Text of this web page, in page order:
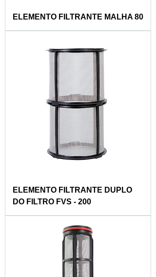
ELEMENTO FILTRANTE MALHA 80
ELEMENTO FILTRANTE DUPLO
DO FILTRO FVS - 200